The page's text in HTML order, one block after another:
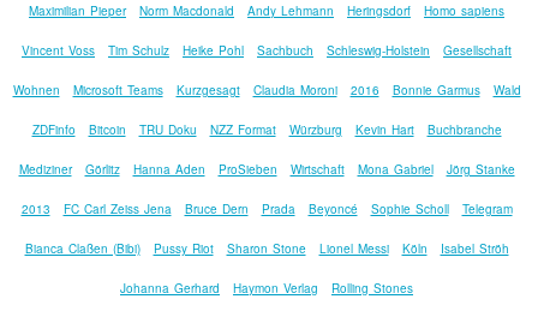
Maximilian Pieper Norm Macdonald Andy Lehmann Heringsdorf Homo sapiens
Vincent Voss Tim Schulz Heike Pohl Sachbuch Schleswig-Holstein Gesellschaft
Wohnen Microsoft Teams Kurzgesagt Claudia Moroni 2016 Bonnie Garmus Wald
ZDFinfo Bitcoin TRU Doku NZZ Format Würzburg Kevin Hart Buchbranche
Mediziner Görlitz Hanna Aden ProSieben Wirtschaft Mona Gabriel Jörg Stanke
2013 FC Carl Zeiss Jena Bruce Dern Prada Beyoncé Sophie Scholl Telegram
Bianca Claßen (Bibi) Pussy Riot Sharon Stone Lionel Messi Köln Isabel Ströh
Johanna Gerhard Haymon Verlag Rolling Stones